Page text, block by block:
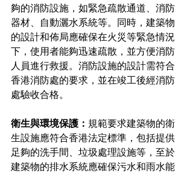
夠的消防設施，如緊急疏散通道、消防
器材、自動灑水系統等。同時，建築物
的設計和佈局應確保在火災等緊急情況
下，使用者能夠迅速疏散，並方便消防
人員進行救援。消防設施的設計需符合
香港消防處的要求，並在竣工後經消防
處驗收合格。
衛生與環境保護： 規範要求建築物的衛
生設施應符合香港法定標準，包括提供
足夠的洗手間、垃圾處理設施等，至於
建築物的排水系統應確保污水和雨水能